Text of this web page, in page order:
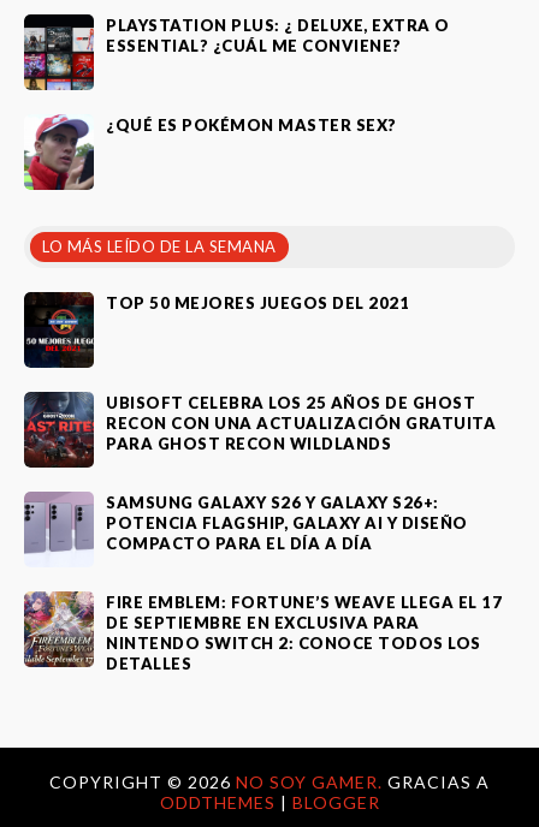
PLAYSTATION PLUS: ¿ DELUXE, EXTRA O
ESSENTIAL? ¿CUÁL ME CONVIENE?
¿QUÉ ES POKÉMON MASTER SEX?
LO MÁS LEÍDO DE LA SEMANA
TOP 50 MEJORES JUEGOS DEL 2021
UBISOFT CELEBRA LOS 25 AÑOS DE GHOST
RECON CON UNA ACTUALIZACIÓN GRATUITA
PARA GHOST RECON WILDLANDS
SAMSUNG GALAXY S26 Y GALAXY S26+:
POTENCIA FLAGSHIP, GALAXY AI Y DISEÑO
COMPACTO PARA EL DÍA A DÍA
FIRE EMBLEM: FORTUNE’S WEAVE LLEGA EL 17
DE SEPTIEMBRE EN EXCLUSIVA PARA
NINTENDO SWITCH 2: CONOCE TODOS LOS
DETALLES
COPYRIGHT © 2026 NO SOY GAMER. GRACIAS A
ODDTHEMES
BLOGGER